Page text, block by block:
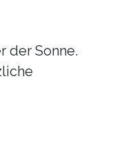
der Sonne.